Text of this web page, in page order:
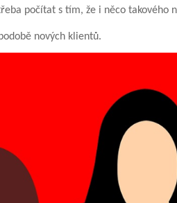
počítat s tím, že i něco takového
nových klientů.